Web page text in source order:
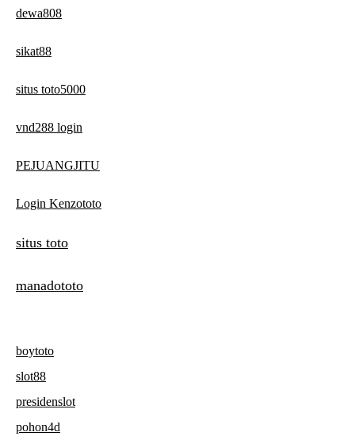
dewa808
sikat88
situs toto5000
vnd288 login
PEJUANGJITU
Login Kenzototo
situs toto
manadototo
boytoto
slot88
presidenslot
pohon4d